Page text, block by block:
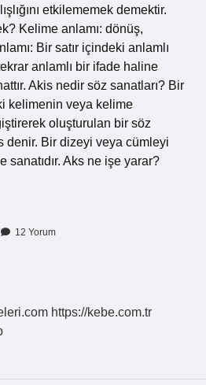
etkilememek demektir.
Kelime anlamı: dönüş,
Bir satır içindeki anlamlı
anlamlı bir ifade haline
Akis nedir söz sanatları? Bir
kelimenin veya kelime
oluşturulan bir söz
denir. Bir dizeyi veya cümleyi
sanatıdır. Aks ne işe yarar?
12 Yorum
https://kebe.com.tr